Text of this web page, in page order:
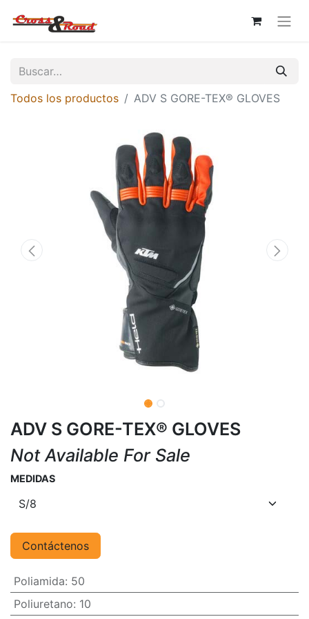
Todos los productos ADV S GORE-TEX® GLOVES
ADV S GORE-TEX® GLOVES
Not Available For Sale
MEDIDAS
Contáctenos
Poliamida: 50
Poliuretano: 10